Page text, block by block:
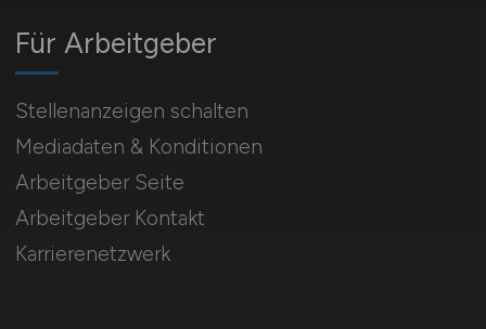
Für Arbeitgeber
Stellenanzeigen schalten
Mediadaten & Konditionen
Arbeitgeber Seite
Arbeitgeber Kontakt
Karrierenetzwerk